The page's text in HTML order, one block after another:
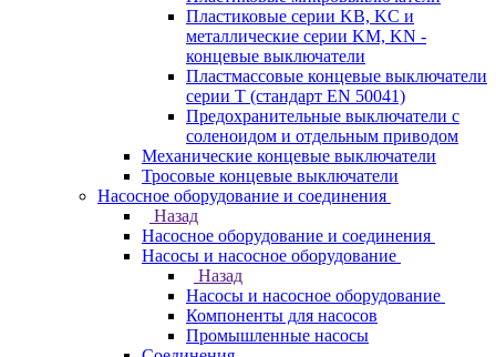
Пластиковые серии KB, KC и
металлические серии KM, KN -
концевые выключатели
Пластмассовые концевые выключатели
серии T (стандарт EN 50041)
Предохранительные выключатели с
соленоидом и отдельным приводом
Механические концевые выключатели
Тросовые концевые выключатели
Насосное оборудование и соединения
Назад
Насосное оборудование и соединения
Насосы и насосное оборудование
Назад
Насосы и насосное оборудование
Компоненты для насосов
Промышленные насосы